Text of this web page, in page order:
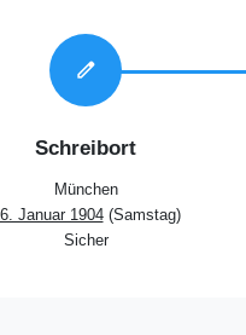
edit
Schreibort
München
Januar 1904(Samstag)
Sicher